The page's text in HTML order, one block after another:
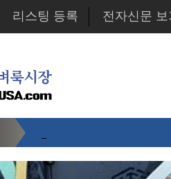
리스팅 등록 전자신문 보